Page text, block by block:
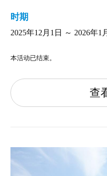
时期
2025年12月1日 ～ 2026年1
本活动已结束。
查